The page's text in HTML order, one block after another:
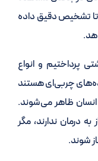
تشخیص دقیق داده
پرداختیم و انواع
چربی‌ای هستند
ظاهر می‌شوند.
درمان ندارند، مگر
شوند.